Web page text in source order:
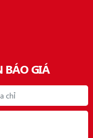
BÁO GIÁ